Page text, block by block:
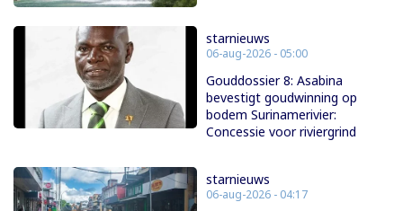
starnieuws
06-aug-2026 - 05:00
Gouddossier 8: Asabina
bevestigt goudwinning op
bodem Surinamerivier:
Concessie voor riviergrind
starnieuws
06-aug-2026 - 04:17